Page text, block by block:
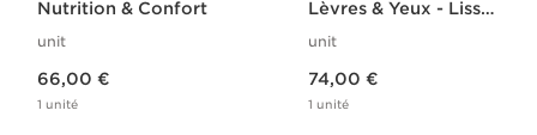
Nutrition & Confort
unit
66,00 €
1 unité
Lèvres & Yeux - Lisse
Comblante
unit
74,00 €
1 unité